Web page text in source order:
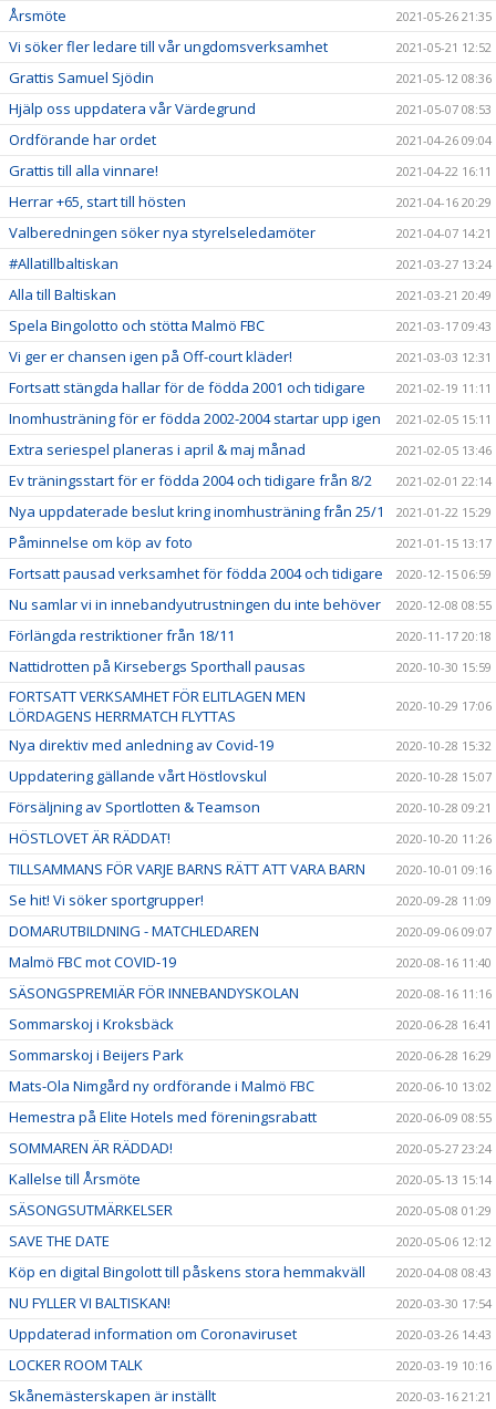
Årsmöte 2021-05-26 21:35
Vi söker fler ledare till vår ungdomsverksamhet 2021-05-21 12:52
Grattis Samuel Sjödin 2021-05-12 08:36
Hjälp oss uppdatera vår Värdegrund 2021-05-07 08:53
Ordförande har ordet 2021-04-26 09:04
Grattis till alla vinnare! 2021-04-22 16:11
Herrar +65, start till hösten 2021-04-16 20:29
Valberedningen söker nya styrelseledamöter 2021-04-07 14:21
#Allatillbaltiskan 2021-03-27 13:24
Alla till Baltiskan 2021-03-21 20:49
Spela Bingolotto och stötta Malmö FBC 2021-03-17 09:43
Vi ger er chansen igen på Off-court kläder! 2021-03-03 12:31
Fortsatt stängda hallar för de födda 2001 och tidigare 2021-02-19 11:11
Inomhusträning för er födda 2002-2004 startar upp igen 2021-02-05 15:11
Extra seriespel planeras i april & maj månad 2021-02-05 13:46
Ev träningsstart för er födda 2004 och tidigare från 8/2 2021-02-01 22:14
Nya uppdaterade beslut kring inomhusträning från 25/1 2021-01-22 15:29
Påminnelse om köp av foto 2021-01-15 13:17
Fortsatt pausad verksamhet för födda 2004 och tidigare 2020-12-15 06:59
Nu samlar vi in innebandyutrustningen du inte behöver 2020-12-08 08:55
Förlängda restriktioner från 18/11 2020-11-17 20:18
Nattidrotten på Kirsebergs Sporthall pausas 2020-10-30 15:59
FORTSATT VERKSAMHET FÖR ELITLAGEN MEN
LÖRDAGENS HERRMATCH FLYTTAS
2020-10-29 17:06
Nya direktiv med anledning av Covid-19 2020-10-28 15:32
Uppdatering gällande vårt Höstlovskul 2020-10-28 15:07
Försäljning av Sportlotten & Teamson 2020-10-28 09:21
HÖSTLOVET ÄR RÄDDAT! 2020-10-20 11:26
TILLSAMMANS FÖR VARJE BARNS RÄTT ATT VARA BARN 2020-10-01 09:16
Se hit! Vi söker sportgrupper! 2020-09-28 11:09
DOMARUTBILDNING - MATCHLEDAREN 2020-09-06 09:07
Malmö FBC mot COVID-19 2020-08-16 11:40
SÄSONGSPREMIÄR FÖR INNEBANDYSKOLAN 2020-08-16 11:16
Sommarskoj i Kroksbäck 2020-06-28 16:41
Sommarskoj i Beijers Park 2020-06-28 16:29
Mats-Ola Nimgård ny ordförande i Malmö FBC 2020-06-10 13:02
Hemestra på Elite Hotels med föreningsrabatt 2020-06-09 08:55
SOMMAREN ÄR RÄDDAD! 2020-05-27 23:24
Kallelse till Årsmöte 2020-05-13 15:14
SÄSONGSUTMÄRKELSER 2020-05-08 01:29
SAVE THE DATE 2020-05-06 12:12
Köp en digital Bingolott till påskens stora hemmakväll 2020-04-08 08:43
NU FYLLER VI BALTISKAN! 2020-03-30 17:54
Uppdaterad information om Coronaviruset 2020-03-26 14:43
LOCKER ROOM TALK 2020-03-19 10:16
Skånemästerskapen är inställt 2020-03-16 21:21